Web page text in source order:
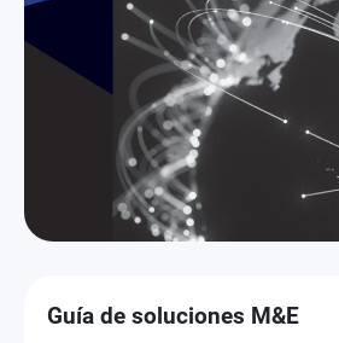
Guía de soluciones M&E